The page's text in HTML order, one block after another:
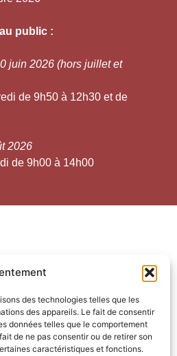
des technologies telles que les
des appareils. Le fait de consentir
données telles que le comportement
de ne pas consentir ou de retirer son
caractéristiques et fonctions.
public :
juin 2026 (hors juillet et
de 9h50 à 12h30 et de
2026
de 9h00 à 14h00